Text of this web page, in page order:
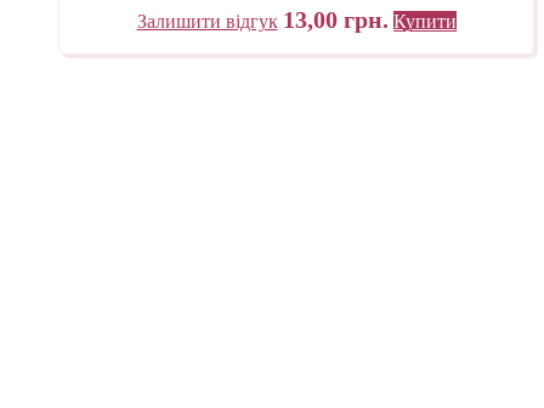
Залишити відгук 13,00 грн. Купити